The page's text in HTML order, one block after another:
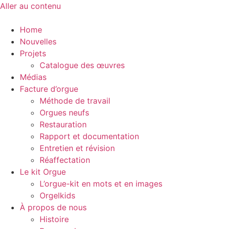
Aller au contenu
Home
Nouvelles
Projets
Catalogue des œuvres
Médias
Facture d’orgue
Méthode de travail
Orgues neufs
Restauration
Rapport et documentation
Entretien et révision
Réaffectation
Le kit Orgue
L’orgue-kit en mots et en images
Orgelkids
À propos de nous
Histoire